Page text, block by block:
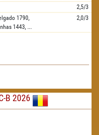
2,5/3
1790,
1443, ...
2,0/3
B 2026